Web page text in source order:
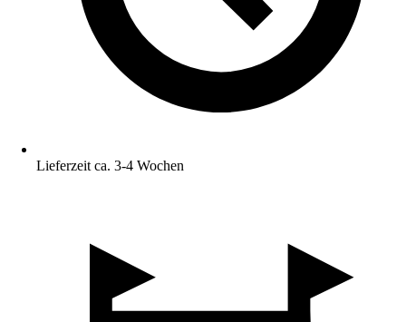
Lieferzeit ca. 3-4 Wochen